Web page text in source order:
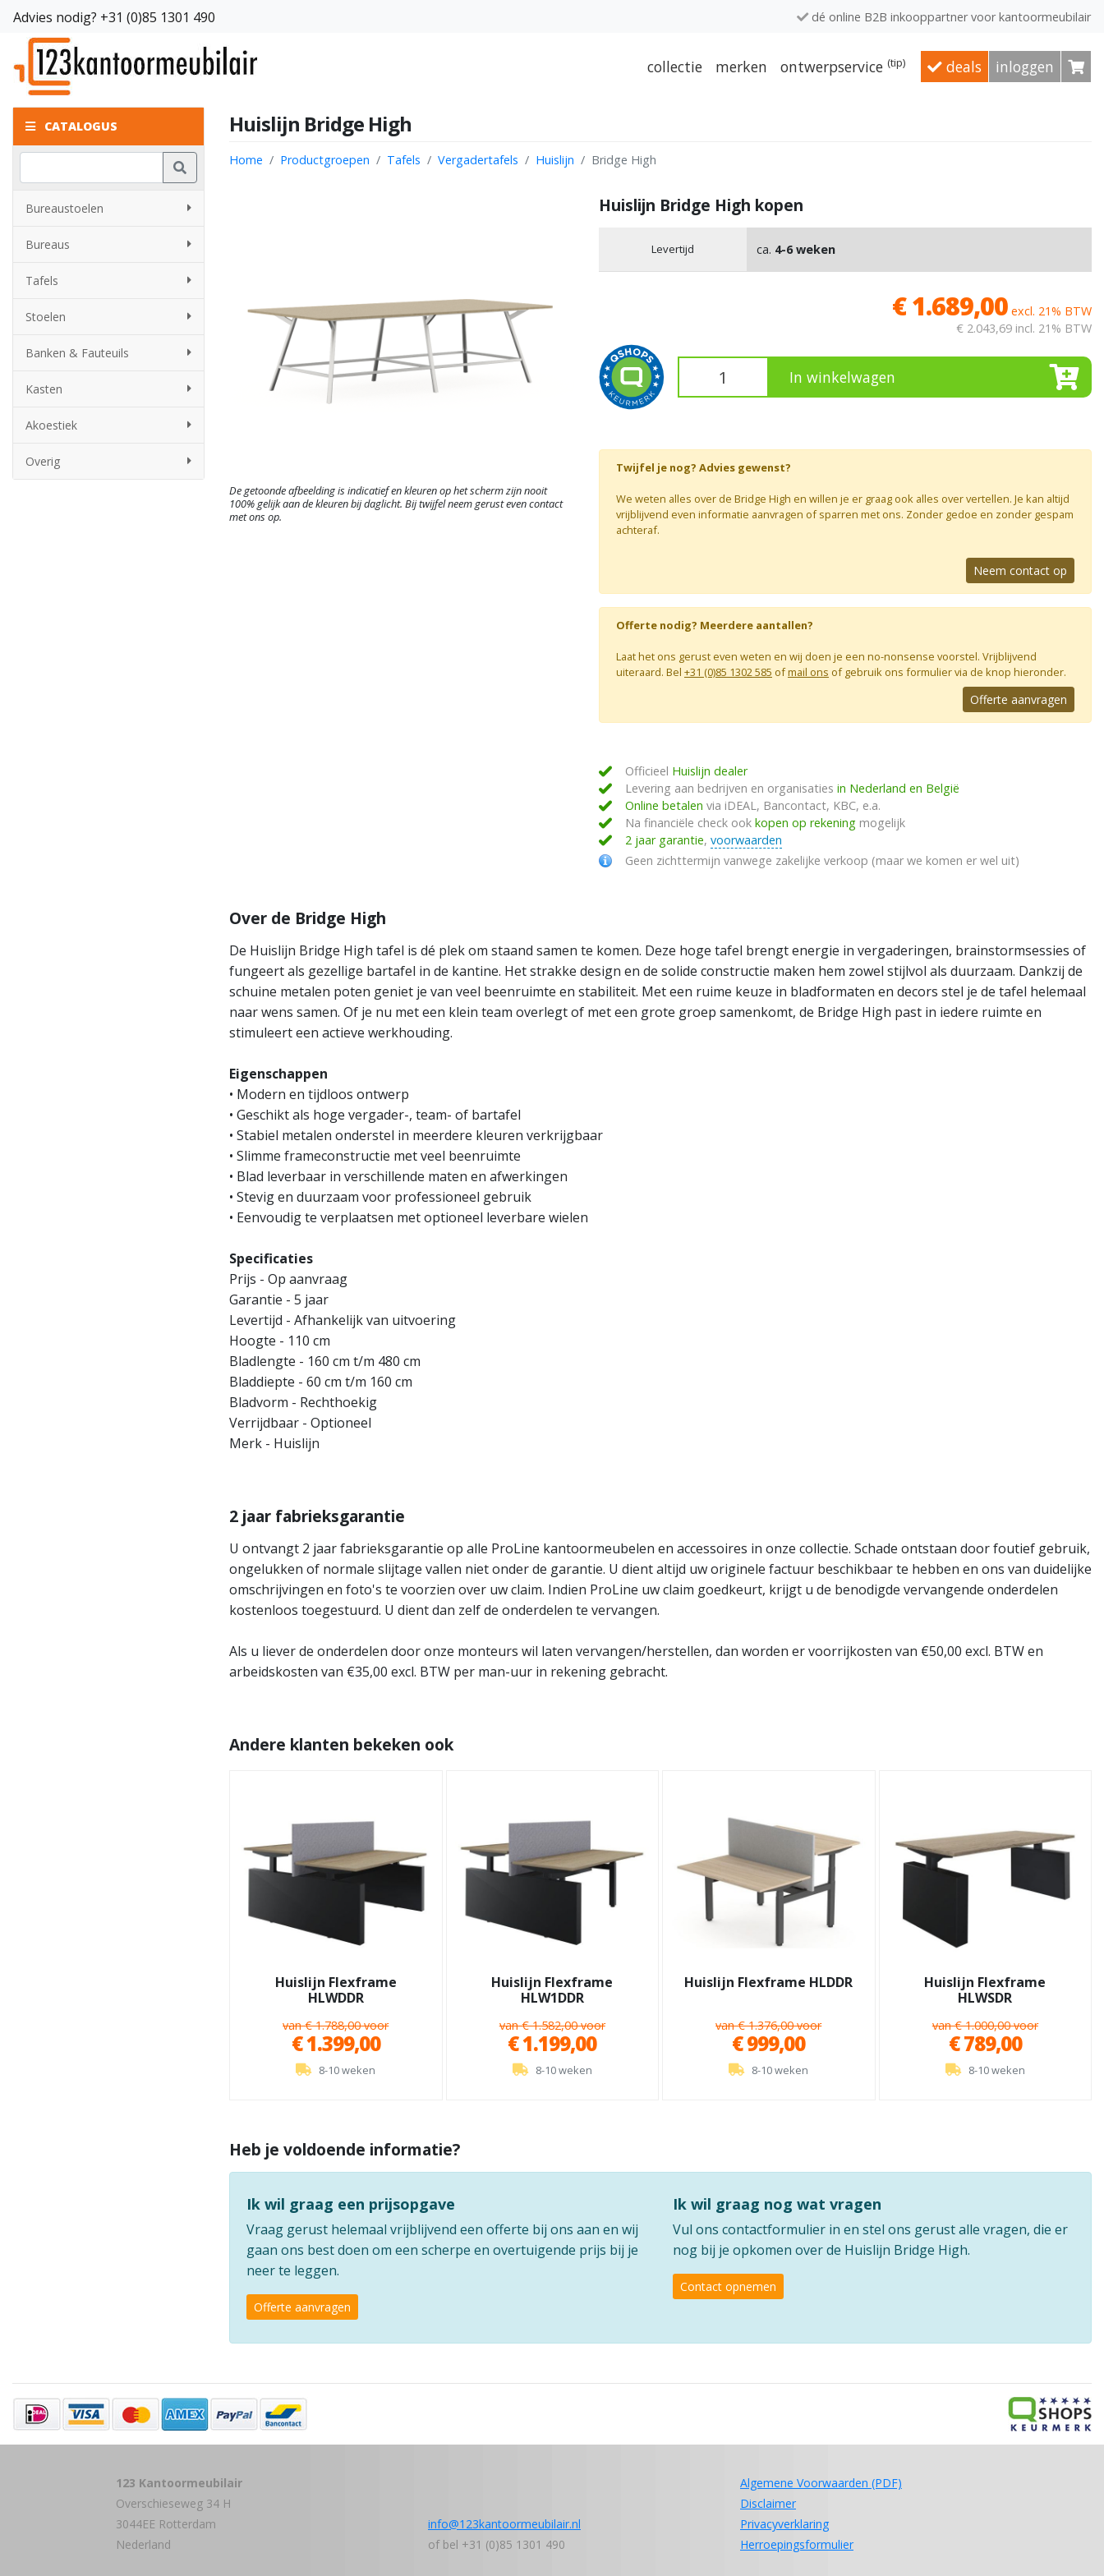
collectie merken ontwerpservice (tip) deals inloggen
Advies nodig? +31 (0)85 1301 490 dé online B2B inkooppartner voor kantoormeubilair
CATALOGUS
Bureaustoelen
Bureaus
Tafels
Stoelen
Banken & Fauteuils
Kasten
Akoestiek
Overig
Huislijn Bridge High
Home Productgroepen Tafels Vergadertafels Huislijn Bridge High
De getoonde afbeelding is indicatief en kleuren op het scherm zijn nooit
100% gelijk aan de kleuren bij daglicht. Bij twijfel neem gerust even contact
met ons op.
Huislijn Bridge High kopen
Levertijd ca. 4-6 weken
€ 1.689,00 excl. 21% BTW
€ 2.043,69 incl. 21% BTW
In winkelwagen
Twijfel je nog? Advies gewenst?
We weten alles over de Bridge High en willen je er graag ook alles over vertellen. Je kan altijd
vrijblijvend even informatie aanvragen of sparren met ons. Zonder gedoe en zonder gespam
achteraf.
Neem contact op
Offerte nodig? Meerdere aantallen?
Laat het ons gerust even weten en wij doen je een no-nonsense voorstel. Vrijblijvend
uiteraard. Bel +31 (0)85 1302 585 ofmail ons of gebruik ons formulier via de knop hieronder.
Offerte aanvragen
Officieel Huislijn dealer
Levering aan bedrijven en organisaties in Nederland en België
Online betalen via iDEAL, Bancontact, KBC, e.a.
Na financiële check ook kopen op rekening mogelijk
2 jaar garantie, voorwaarden
Geen zichttermijn vanwege zakelijke verkoop (maar we komen er wel uit)
Over de Bridge High
De Huislijn Bridge High tafel is dé plek om staand samen te komen. Deze hoge tafel brengt energie in vergaderingen, brainstormsessies of
fungeert als gezellige bartafel in de kantine. Het strakke design en de solide constructie maken hem zowel stijlvol als duurzaam. Dankzij de
schuine metalen poten geniet je van veel beenruimte en stabiliteit. Met een ruime keuze in bladformaten en decors stel je de tafel helemaal
naar wens samen. Of je nu met een klein team overlegt of met een grote groep samenkomt, de Bridge High past in iedere ruimte en
stimuleert een actieve werkhouding.
Eigenschappen
• Modern en tijdloos ontwerp
• Geschikt als hoge vergader-, team- of bartafel
• Stabiel metalen onderstel in meerdere kleuren verkrijgbaar
• Slimme frameconstructie met veel beenruimte
• Blad leverbaar in verschillende maten en afwerkingen
• Stevig en duurzaam voor professioneel gebruik
• Eenvoudig te verplaatsen met optioneel leverbare wielen
Specificaties
Prijs - Op aanvraag
Garantie - 5 jaar
Levertijd - Afhankelijk van uitvoering
Hoogte - 110 cm
Bladlengte - 160 cm t/m 480 cm
Bladdiepte - 60 cm t/m 160 cm
Bladvorm - Rechthoekig
Verrijdbaar - Optioneel
Merk - Huislijn
2 jaar fabrieksgarantie
U ontvangt 2 jaar fabrieksgarantie op alle ProLine kantoormeubelen en accessoires in onze collectie. Schade ontstaan door foutief gebruik,
ongelukken of normale slijtage vallen niet onder de garantie. U dient altijd uw originele factuur beschikbaar te hebben en ons van duidelijke
omschrijvingen en foto's te voorzien over uw claim. Indien ProLine uw claim goedkeurt, krijgt u de benodigde vervangende onderdelen
kostenloos toegestuurd. U dient dan zelf de onderdelen te vervangen.
Als u liever de onderdelen door onze monteurs wil laten vervangen/herstellen, dan worden er voorrijkosten van €50,00 excl. BTW en
arbeidskosten van €35,00 excl. BTW per man-uur in rekening gebracht.
Andere klanten bekeken ook
Huislijn Flexframe
HLWDDR
van € 1.788,00 voor
€ 1.399,00
8-10 weken
Huislijn Flexframe
HLW1DDR
van € 1.582,00 voor
€ 1.199,00
8-10 weken
Huislijn Flexframe HLDDR
van € 1.376,00 voor
€ 999,00
8-10 weken
Huislijn Flexframe
HLWSDR
van € 1.000,00 voor
€ 789,00
8-10 weken
Heb je voldoende informatie?
Ik wil graag een prijsopgave
Vraag gerust helemaal vrijblijvend een offerte bij ons aan en wij
gaan ons best doen om een scherpe en overtuigende prijs bij je
neer te leggen.
Offerte aanvragen
Ik wil graag nog wat vragen
Vul ons contactformulier in en stel ons gerust alle vragen, die er
nog bij je opkomen over de Huislijn Bridge High.
Contact opnemen
123 Kantoormeubilair
Overschieseweg 34 H
3044EE Rotterdam
Nederland
info@123kantoormeubilair.nl
of bel +31 (0)85 1301 490
Algemene Voorwaarden (PDF)
Disclaimer
Privacyverklaring
Herroepingsformulier